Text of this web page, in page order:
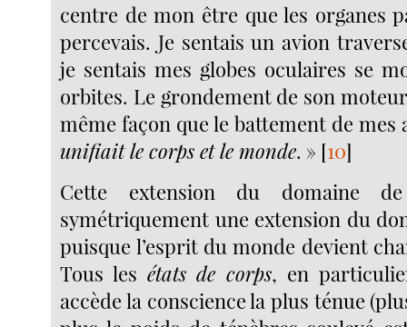
centre de mon être que les organes
percevais. Je sentais un avion
je sentais mes globes oculaires se
orbites. Le grondement de son
même façon que le battement de
unifiait le corps et le monde. » [10]
Cette extension du domaine
symétriquement une extension du
puisque l’esprit du monde devient
Tous les états de corps, en
accède la conscience la plus ténue